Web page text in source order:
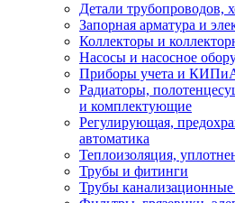
Детали трубопроводов,
Запорная арматура и
Коллекторы и
Насосы и насосное
Приборы учета и
Радиаторы,
и комплектующие
Регулирующая,
автоматика
Теплоизоляция,
Трубы и фитинги
Трубы